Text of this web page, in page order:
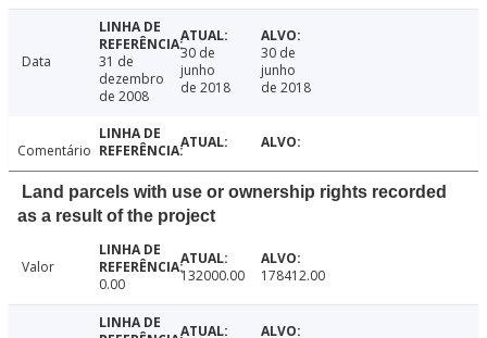
Data
31 de
dezembro
de 2008
30 de
junho
de 2018
30 de
junho
de 2018
Comentário
Land parcels with use or ownership rights recorded
as a result of the project
Valor
0.00
132000.00 178412.00